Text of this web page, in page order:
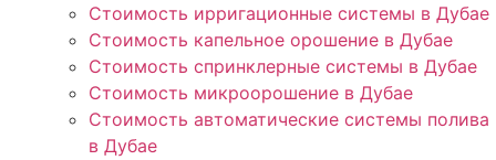
Стоимость ирригационные системы в Дубае
Стоимость капельное орошение в Дубае
Стоимость спринклерные системы в Дубае
Стоимость микроорошение в Дубае
Стоимость автоматические системы полива
в Дубае